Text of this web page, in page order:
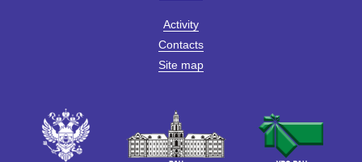
Activity
Contacts
Site map